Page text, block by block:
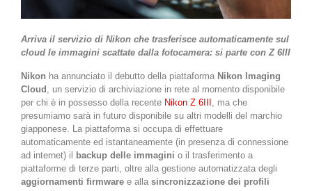
Arriva il servizio di Nikon che trasferisce automaticamente sul
cloud le immagini scattate dalla fotocamera: si parte con Z 6III
Nikon ha annunciato il debutto della piattaforma Nikon Imaging
Cloud
, un servizio di archiviazione in rete al momento disponibile
per chi è in possesso della recente Nikon Z 6III
, ma che
presumiamo sarà in futuro disponibile su altri modelli del marchio
giapponese. La piattaforma si occupa di effettuare
automaticamente ed istantaneamente (in presenza di connessione
ad internet) il
backup delle immagini o il trasferimento a
piattaforme di terze parti, oltre alla gestione automatizzata degli
aggiornamenti firmware e alla sincronizzazione dei profili